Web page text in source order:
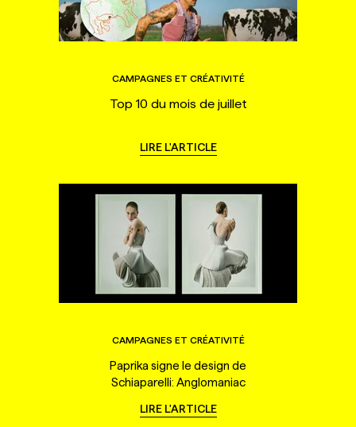
CAMPAGNES ET CRÉATIVITÉ
Top 10 du mois de juillet
LIRE L'ARTICLE
CAMPAGNES ET CRÉATIVITÉ
Paprika signe le design de
Schiaparelli: Anglomaniac
LIRE L'ARTICLE